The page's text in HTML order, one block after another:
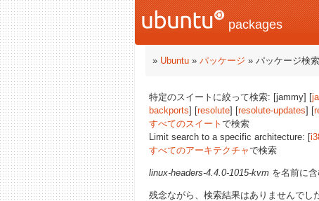
packages
» Ubuntu » パッケージ » パッケージ検
特定のスイートに絞って検索: [jammy] [
backports] [resolute] [resolute-updates] [
すべてのスイート で検索
Limit search to a specific architecture: [
すべてのアーキテクチャで検索
linux-headers-4.4.0-1015-kvm を名前に含
残念ながら、検索結果はありませんでし